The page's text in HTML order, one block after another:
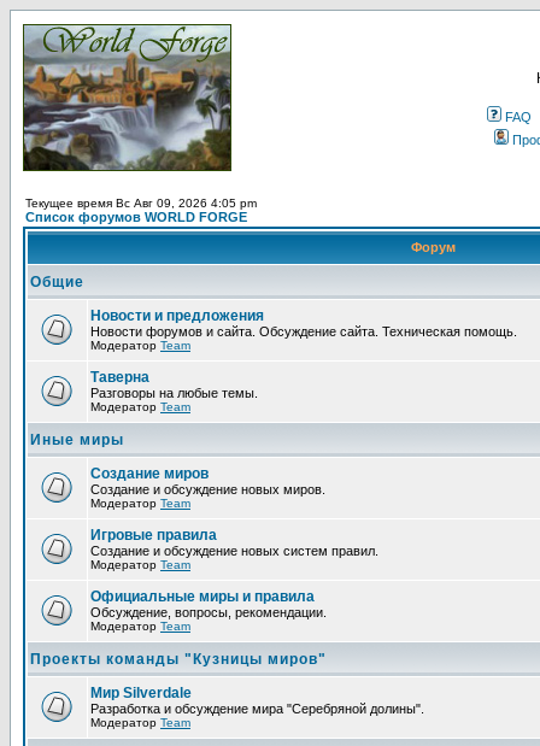
FAQ
Текущее время Вс Авг 09, 2026 4:05 pm
Список форумов WORLD FORGE
Форум
Общие
Новости и предложения
Новости форумов и сайта. Обсуждение сайта. Техническая помощь.
Модератор Team
Таверна
Разговоры на любые темы.
Модератор Team
Иные миры
Создание миров
Создание и обсуждение новых миров.
Модератор Team
Игровые правила
Создание и обсуждение новых систем правил.
Модератор Team
Официальные миры и правила
Обсуждение, вопросы, рекомендации.
Модератор Team
Проекты команды "Кузницы миров"
Мир Silverdale
Разработка и обсуждение мира "Серебряной долины".
Модератор Team